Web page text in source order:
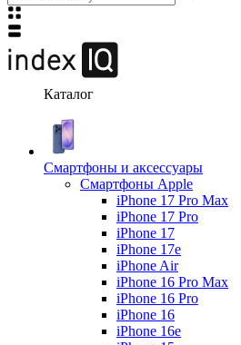
Каталог
Смартфоны и аксессуары
Смартфоны Apple
iPhone 17 Pro Max
iPhone 17 Pro
iPhone 17
iPhone 17e
iPhone Air
iPhone 16 Pro Max
iPhone 16 Pro
iPhone 16
iPhone 16e